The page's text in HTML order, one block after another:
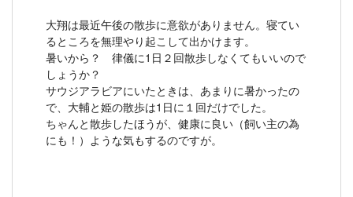
大翔は最近午後の散歩に意欲がありません。寝てい
るところを無理やり起こして出かけます。
暑いから？ 律儀に1日２回散歩しなくてもいいので
しょうか？
サウジアラビアにいたときは、あまりに暑かったの
で、大輔と姫の散歩は1日に１回だけでした。
ちゃんと散歩したほうが、健康に良い（飼い主の為
にも！）ような気もするのですが。